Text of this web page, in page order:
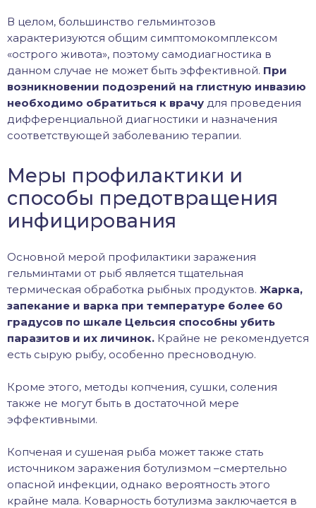
В целом, большинство гельминтозов
характеризуются общим симптомокомплексом
«острого живота», поэтому самодиагностика в
данном случае не может быть эффективной. При
возникновении подозрений на глистную инвазию
необходимо обратиться к врачу для проведения
дифференциальной диагностики и назначения
соответствующей заболеванию терапии.
Меры профилактики и
способы предотвращения
инфицирования
Основной мерой профилактики заражения
гельминтами от рыб является тщательная
термическая обработка рыбных продуктов. Жарка,
запекание и варка при температуре более 60
градусов по шкале Цельсия способны убить
паразитов и их личинок. Крайне не рекомендуется
есть сырую рыбу, особенно пресноводную.
Кроме этого, методы копчения, сушки, соления
также не могут быть в достаточной мере
эффективными.
Копченая и сушеная рыба может также стать
источником заражения ботулизмом –смертельно
опасной инфекции, однако вероятность этого
крайне мала. Коварность ботулизма заключается в